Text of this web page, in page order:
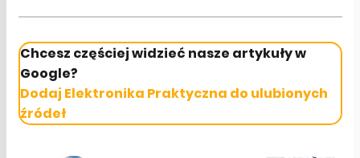
Chcesz częściej widzieć nasze artykuły w
Google?
Dodaj Elektronika Praktyczna do ulubionych
źródeł